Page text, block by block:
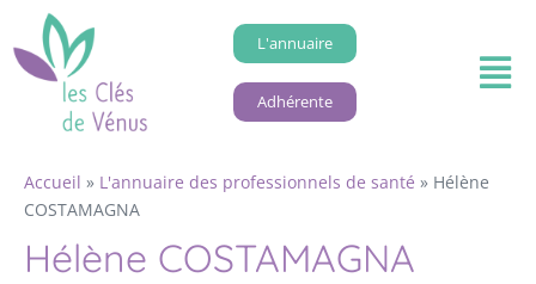
L'annuaire
Adhérente
Accueil » L'annuaire des professionnels de santé » Hélène
COSTAMAGNA
Hélène COSTAMAGNA